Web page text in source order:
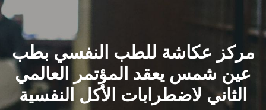
القطاعـات
الشئون الأكاديمية
البحث العلمي
مركز عكاشة للطب النفسي بطب
عين شمس يعقد المؤتمر العالمي
الثاني لاضطرابات الأكل النفسية